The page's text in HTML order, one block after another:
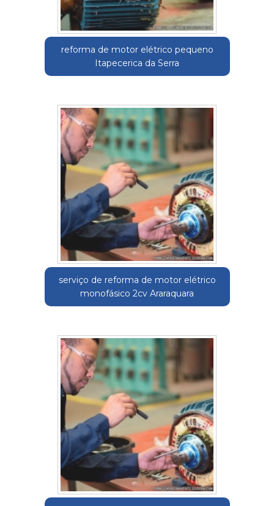
reforma de motor elétrico pequeno
Itapecerica da Serra
serviço de reforma de motor elétrico
monofásico 2cv Araraquara